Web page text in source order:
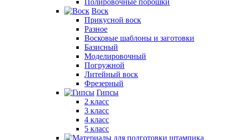
Полировочные порошки
Воск
Прикусной воск
Разное
Восковые шаблоны и заготовки
Базисный
Моделировочный
Погружной
Литейный воск
Фрезерный
Гипсы
2 класс
3 класс
4 класс
5 класс